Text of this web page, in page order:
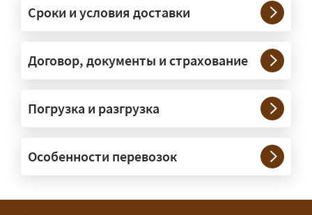
крупногабаритную технику и
конструкции. Транспорт подбираем
под конкретные размеры и вес груза.
сопровождение?
организуем. Потребность в машинах
прикрытия зависит от габаритов
груза и маршрута; это определяется
Сроки и условия доставки
Договор, документы и страхование
Погрузка и разгрузка
Особенности перевозок